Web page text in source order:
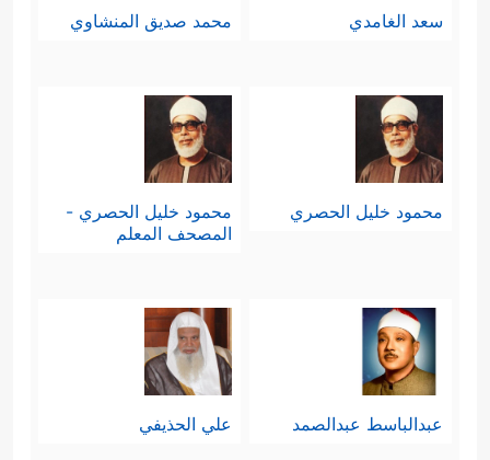
سعد الغامدي محمد صديق المنشاوي
محمود خليل الحصري
محمود خليل الحصري -
المصحف المعلم
عبدالباسط عبدالصمد علي الحذيفي